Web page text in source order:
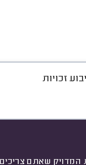
זכויות
שאתם
רישוי ותעודות